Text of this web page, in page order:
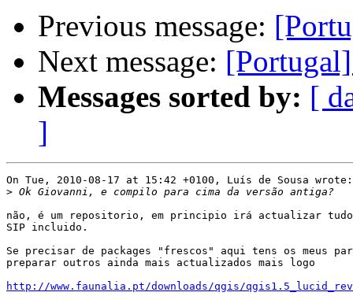
Previous message:
Next message:
Messages sorted by: [
]
On Tue, 2010-08-17 at 15:42 +0100, Luís de Sousa wrote:
>
não, é um repositorio, em principio irá actualizar
SIP incluido.
Se precisar de packages "frescos" aqui tens os meus
preparar outros ainda mais actualizados mais logo
http://www.faunalia.pt/downloads/qgis/